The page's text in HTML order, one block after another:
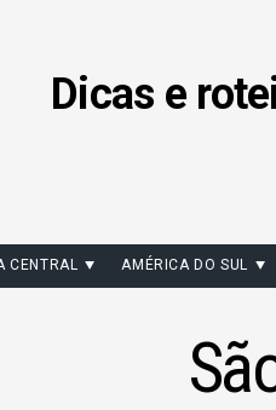
Dicas e
CENTRAL AMÉRICA DO SUL